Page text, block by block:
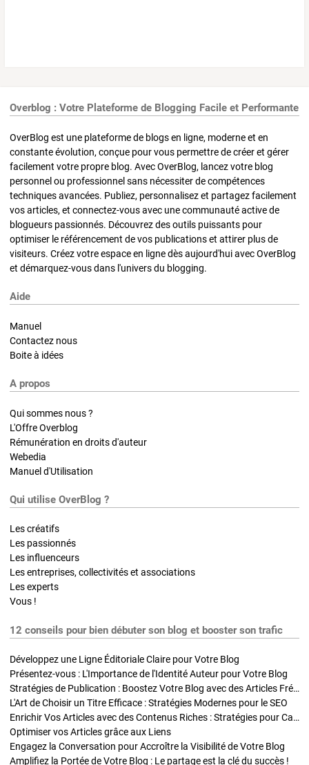
Overblog : Votre Plateforme de Blogging Facile et Performante
OverBlog est une plateforme de blogs en ligne, moderne et en
constante évolution, conçue pour vous permettre de créer et gérer
facilement votre propre blog. Avec OverBlog, lancez votre blog
personnel ou professionnel sans nécessiter de compétences
techniques avancées. Publiez, personnalisez et partagez facilement
vos articles, et connectez-vous avec une communauté active de
blogueurs passionnés. Découvrez des outils puissants pour
optimiser le référencement de vos publications et attirer plus de
visiteurs. Créez votre espace en ligne dès aujourd'hui avec OverBlog
et démarquez-vous dans l'univers du blogging.
Aide
Manuel
Contactez nous
Boite à idées
A propos
Qui sommes nous ?
L'Offre Overblog
Rémunération en droits d'auteur
Webedia
Manuel d'Utilisation
Qui utilise OverBlog ?
Les créatifs
Les passionnés
Les influenceurs
Les entreprises, collectivités et associations
Les experts
Vous !
12 conseils pour bien débuter son blog et booster son trafic
Développez une Ligne Éditoriale Claire pour Votre Blog
Présentez-vous : L'Importance de l'Identité Auteur pour Votre Blog
Stratégies de Publication : Boostez Votre Blog avec des Articles Fréquents et Exclusifs
L'Art de Choisir un Titre Efficace : Stratégies Modernes pour le SEO
Enrichir Vos Articles avec des Contenus Riches : Stratégies pour Captiver et Optimiser
Optimiser vos Articles grâce aux Liens
Engagez la Conversation pour Accroître la Visibilité de Votre Blog
Amplifiez la Portée de Votre Blog : Le partage est la clé du succès !